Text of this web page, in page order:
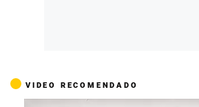
VIDEO RECOMENDADO